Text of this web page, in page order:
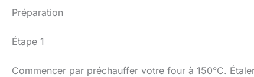
Préparation
Étape 1
Commencer par préchauffer votre four à 150°C.